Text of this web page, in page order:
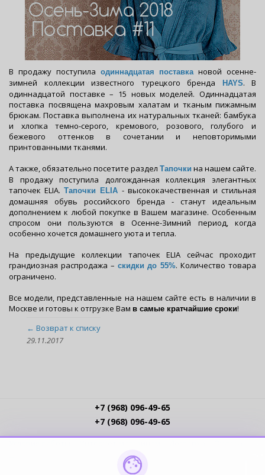
В продажу поступила одиннадцатая поставкановой осенне-
зимней коллекции известного турецкого бренда
HAYS. В
одиннадцатой поставке – 15 новых моделей. Одиннадцатая
поставка посвящена махровым халатам и тканым пижамным
брюкам. Поставка выполнена их натуральных тканей: бамбука
и хлопка темно-серого, кремового, розового, голубого и
бежевого оттенков в сочетании и неповторимыми
принтованными тканями.
А также, обязательно посетите раздел Тапочки на нашем сайте.
В продажу поступила долгожданная коллекция элегантных
тапочек ELIA.Тапочки ELIA - высококачественная и стильная
домашняя обувь российского бренда - станут идеальным
дополнением к любой покупке в Вашем магазине. Особенным
спросом они пользуются в Осенне-Зимний период, когда
особенно хочется домашнего уюта и тепла.
На предыдущие коллекции тапочек ELIA сейчас проходит
грандиозная распродажа – скидки до 55%. Количество товара
ограничено.
Все модели, представленные на нашем сайте есть в наличии в
Москве и готовы к отгрузке Вам в самые кратчайшие сроки!
← Возврат к списку
29.11.2017
+7 (968) 096-49-65
+7 (968) 096-49-65
Политика обработки ПДн